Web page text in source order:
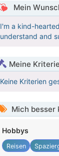
Mein
I'm a kind-
understand and
Meine
Keine Kriterien
Mich besser
Hobbys
Reisen